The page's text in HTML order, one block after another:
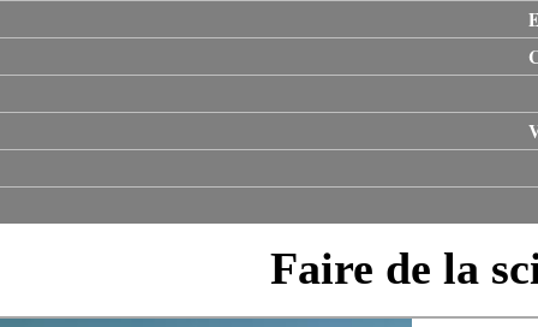
Faire de la